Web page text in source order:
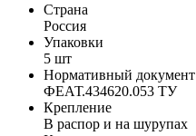
Страна
Россия
Упаковки
5 шт
Нормативный документ
ФЕАТ.434620.053 ТУ
Крепление
В распор и на шурупах